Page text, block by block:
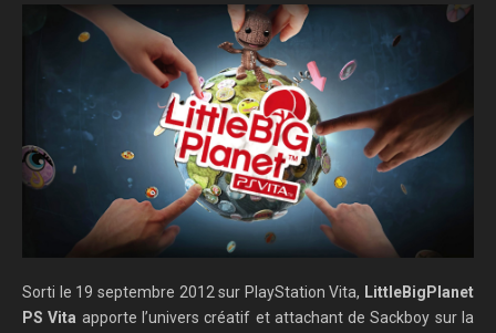
Sorti le 19 septembre 2012 sur PlayStation Vita, LittleBigPlanet
PS Vita apporte l’univers créatif et attachant de Sackboy sur la